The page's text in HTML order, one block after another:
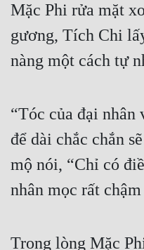
Kinh Dị
Kiếm Hiệp
Kỳ Huyễn
Linh Dị
Mạt Thế
Mặc Phi rửa mặt
gương, Tích Chi
nàng một cách tự
“Tóc của đại
để dài chắc chắn
mộ nói, “Chỉ có
nhân mọc rất
Trong lòng Mặc